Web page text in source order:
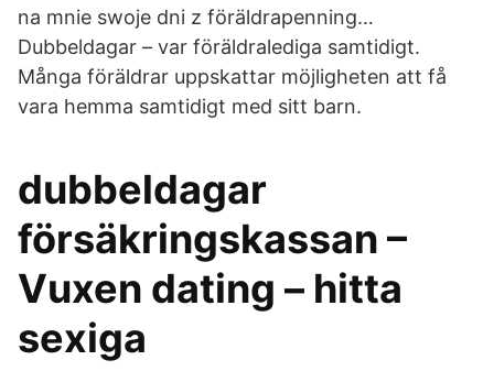
na mnie swoje dni z föräldrapenning…
Dubbeldagar – var föräldralediga samtidigt.
Många föräldrar uppskattar möjligheten att få
vara hemma samtidigt med sitt barn.
dubbeldagar
försäkringskassan –
Vuxen dating – hitta
sexiga